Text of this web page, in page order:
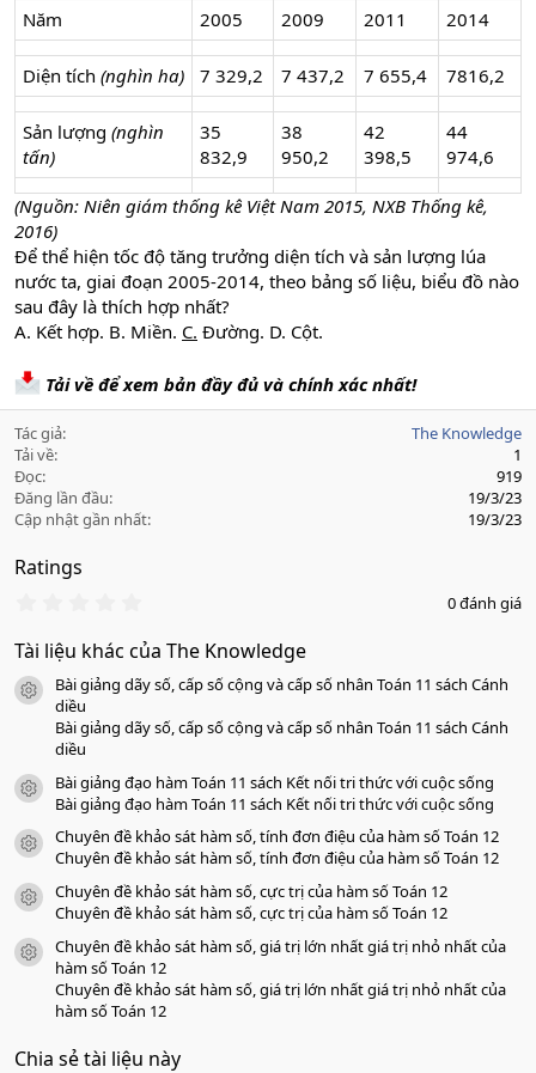
Năm
2005 2009 2011 2014
Diện tích (nghìn ha) 7 329,2 7 437,2 7 655,4 7816,2
Sản lượng (nghìn
tấn)
35
832,9
38
950,2
42
398,5
44
974,6
(Nguồn: Niên giám thống kê Việt Nam 2015, NXB Thống kê,
2016)
Để thể hiện tốc độ tăng trưởng diện tích và sản lượng lúa
nước ta, giai đoạn 2005-2014, theo bảng số liệu, biểu đồ nào
sau đây là thích hợp nhất?
A. Kết hợp. B. Miền. C. Đường. D. Cột.
Tải về để xem bản đầy đủ và chính xác nhất!
Tác giả
The Knowledge
Tải về
1
Đọc
919
Đăng lần đầu
19/3/23
Cập nhật gần nhất
19/3/23
Ratings
0
0
a
0 đánh giá
Tài liệu khác của The Knowledge
icon tài liệu
Bài giảng dãy số, cấp số cộng và cấp số nhân Toán 11 sách Cánh
diều
Bài giảng dãy số, cấp số cộng và cấp số nhân Toán 11 sách Cánh
diều
icon tài liệu
Bài giảng đạo hàm Toán 11 sách Kết nối tri thức với cuộc sống
Bài giảng đạo hàm Toán 11 sách Kết nối tri thức với cuộc sống
icon tài liệu
Chuyên đề khảo sát hàm số, tính đơn điệu của hàm số Toán 12
Chuyên đề khảo sát hàm số, tính đơn điệu của hàm số Toán 12
icon tài liệu
Chuyên đề khảo sát hàm số, cực trị của hàm số Toán 12
Chuyên đề khảo sát hàm số, cực trị của hàm số Toán 12
icon tài liệu
Chuyên đề khảo sát hàm số, giá trị lớn nhất giá trị nhỏ nhất của
hàm số Toán 12
Chuyên đề khảo sát hàm số, giá trị lớn nhất giá trị nhỏ nhất của
hàm số Toán 12
Chia sẻ tài liệu này